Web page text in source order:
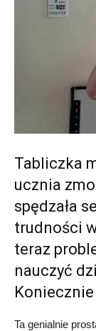
Tabliczka
ucznia
spędzała
trudności
teraz
nauczyć
Ta genialnie